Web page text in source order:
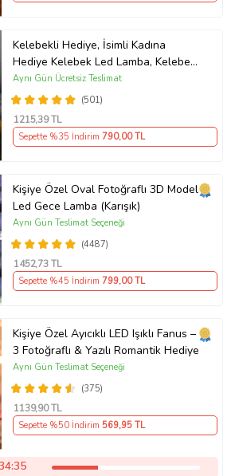
Kelebekli Hediye, İsimli Kadına
Hediye Kelebek Led Lamba, Kelebek
Tasarımlı Doğum Günü Hediyesi 3D
Gece Lambası(501)
Aynı Gün Ücretsiz Teslimat
1215,39 TL
Sepette %35 İndirim 790,00 TL
Kişiye Özel Oval Fotoğraflı 3D Model
Led Gece Lamba (Karışık)
(4487)
Aynı Gün Teslimat Seçeneği
1452,73 TL
Sepette %45 İndirim 799,00 TL
Kişiye Özel Ayıcıklı LED Işıklı Fanus –
3 Fotoğraflı & Yazılı Romantik Hediye
(375)
Aynı Gün Teslimat Seçeneği
1139,90 TL
Sepette %50 İndirim 569,95 TL